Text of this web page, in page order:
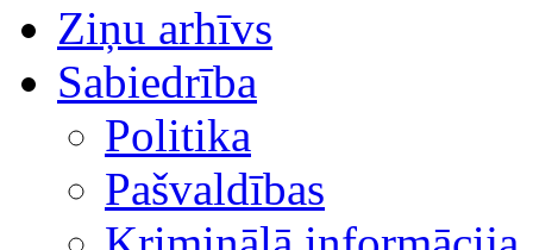
Ziņu arhīvs
Sabiedrība
Politika
Pašvaldības